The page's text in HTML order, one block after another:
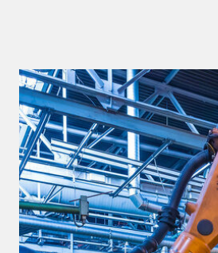
Профилактическое
залог стабильной работы
робота. Регулярная проверка
механических деталей,
состояния инструментов и
электроники помогают
серьезных поломок.
Современные системы